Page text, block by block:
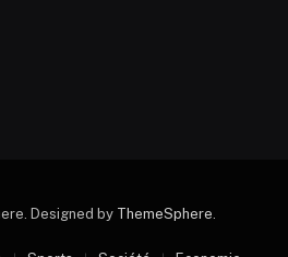
Designed by ThemeSphere